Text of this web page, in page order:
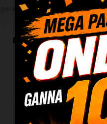
Outros Vidros
OUTROS VIDROS